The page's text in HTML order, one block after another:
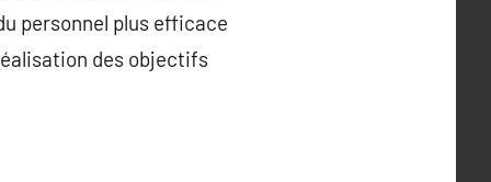
personnel plus efficace
des objectifs